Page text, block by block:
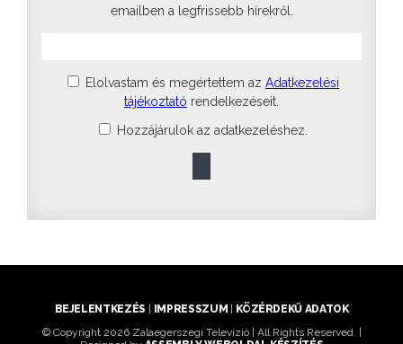
emailben a legfrissebb hírekről.
Elolvastam és megértettem az Adatkezelési
tájékoztató rendelkezéseit.
Hozzájárulok az adatkezeléshez.
BEJELENTKEZÉS | IMPRESSZUM | KÖZÉRDEKŰ ADATOK
© Copyright 2026 Zalaegerszegi Televízió | All Rights Reserved. |